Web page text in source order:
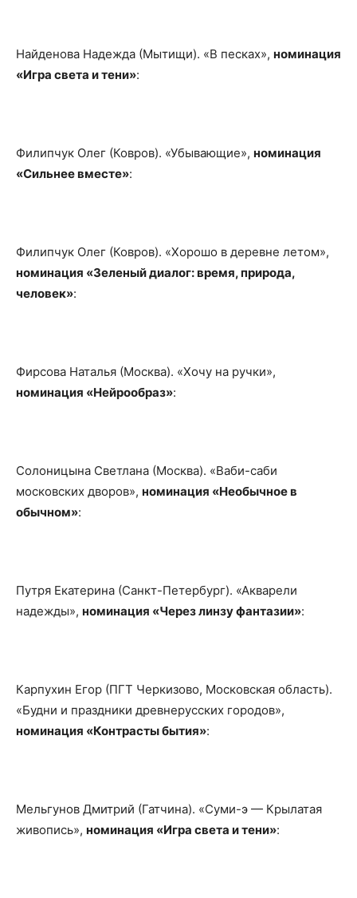
Найденова Надежда (Мытищи). «В песках», номинация
«Игра света и тени»:
Филипчук Олег (Ковров). «Убывающие», номинация
«Сильнее вместе»:
Филипчук Олег (Ковров). «Хорошо в деревне летом»,
номинация «Зеленый диалог: время, природа,
человек»:
Фирсова Наталья (Москва). «Хочу на ручки»,
номинация «Нейрообраз»:
Солоницына Светлана (Москва). «Ваби-саби
московских дворов», номинация «Необычное в
обычном»:
Путря Екатерина (Санкт-Петербург). «Акварели
надежды», номинация «Через линзу фантазии»:
Карпухин Егор (ПГТ Черкизово, Московская область).
«Будни и праздники древнерусских городов»,
номинация «Контрасты бытия»:
Мельгунов Дмитрий (Гатчина). «Суми-э — Крылатая
живопись», номинация «Игра света и тени»: